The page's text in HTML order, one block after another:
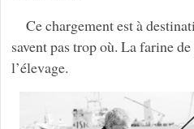
Ce chargement est à
savent pas trop où. La farine
l’élevage.